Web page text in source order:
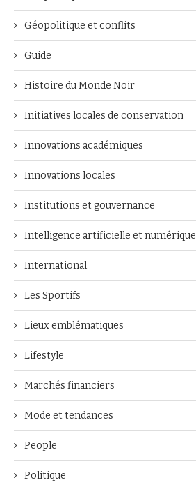
Géopolitique et conflits
Guide
Histoire du Monde Noir
Initiatives locales de conservation
Innovations académiques
Innovations locales
Institutions et gouvernance
Intelligence artificielle et numérique
International
Les Sportifs
Lieux emblématiques
Lifestyle
Marchés financiers
Mode et tendances
People
Politique